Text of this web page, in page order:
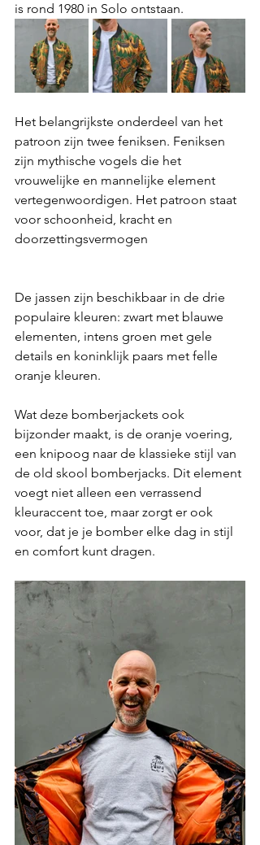
is rond 1980 in Solo ontstaan.
Het belangrijkste onderdeel van het
patroon zijn twee feniksen. Feniksen
zijn mythische vogels die het
vrouwelijke en mannelijke element
vertegenwoordigen. Het patroon staat
voor schoonheid, kracht en
doorzettingsvermogen
De jassen zijn beschikbaar in de drie
populaire kleuren: zwart met blauwe
elementen, intens groen met gele
details en koninklijk paars met felle
oranje kleuren.
Wat deze bomberjackets ook
bijzonder maakt, is de oranje voering,
een knipoog naar de klassieke stijl van
de old skool bomberjacks. Dit element
voegt niet alleen een verrassend
kleuraccent toe, maar zorgt er ook
voor, dat je je bomber elke dag in stijl
en comfort kunt dragen.